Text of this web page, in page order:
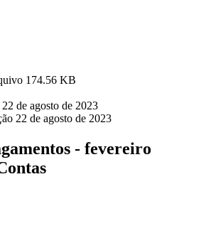
174.56 KB
22 de agosto de 2023
22 de agosto de 2023
- fevereiro